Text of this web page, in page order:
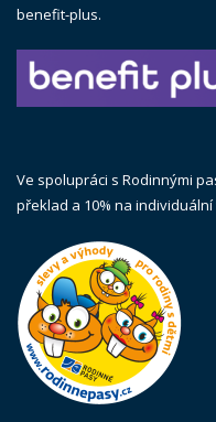
benefit-plus.
Ve spolupráci s Rodinnými
překlad a 10% na